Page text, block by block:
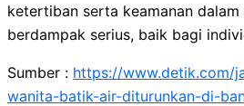
ketertiban serta keamanan
berdampak serius, baik bagi
Sumber : https://www.detik.com/
wanita-batik-air-diturunkan-di-